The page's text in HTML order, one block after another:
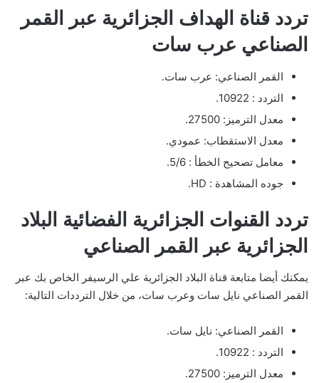
تردد قناة الهداف الجزائرية عبر القمر
الصناعي عرب سات
القمر الصناعي: عرب سات.
التردد : 10922.
معدل الترميز: 27500.
معدل الاستقطاب: عمودي.
معامل تصحيح الخطأ : 5/6.
جوده المشاهدة : HD.
تردد القنوات الجزائرية الفضائية البلاد
الجزائرية عبر القمر الصناعي
يمكنك أيضا متابعة قناة البلاد الجزائرية علي الرسيفر الخاص بك عبر
القمر الصناعي نايل سات وعرب سات، من خلال الترددات التالية:
القمر الصناعي: نايل سات.
التردد : 10922.
معدل الترميز: 27500.